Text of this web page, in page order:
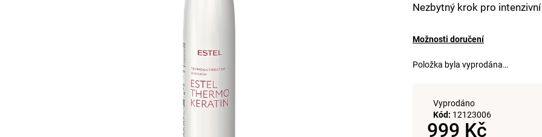
Nezbytný krok pro
Možnosti doručení
Položka byla vyprodána…
Vyprodáno
Kód: 12123006
999 Kč
999 Kč